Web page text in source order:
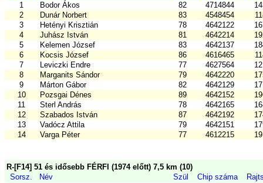
1
Bodor Ákos 82 4714844
2
Dunár Norbert 83 4548454
3
Hetényi Krisztián 78 4642122
4
Juhász István 81 4642214
5
Kelemen József 83 4642137
6
Kocsis József 86 4616465
7
Leviczki Endre 77 4627564
8
Marganits Sándor 79 4642220
9
Márton Gábor 82 4642129
10
Pozsgai Dénes 89 4642152
11
Sterl András 78 4642165
12
Szabados István 87 4642192
13
Vadócz Attila 79 4642151
14
Varga Péter 77 4612215
R-[F14] 51 és idősebb FÉRFI (1974 előtt) 7,5 km (10)
Sorsz.
Név Szül Chip száma